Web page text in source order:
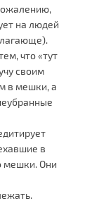
на людей
что «тут
своим
в мешки, а
в
мешки. Они